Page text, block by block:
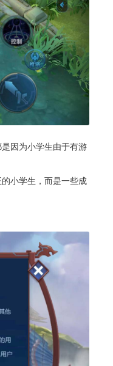
因为小学生由于有游
小学生，而是一些成